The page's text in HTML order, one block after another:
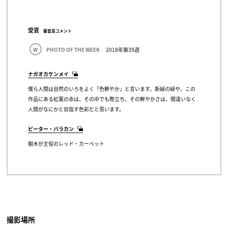
受賞 審査員コメント
W PHOTO OF THE WEEK 2018年第39週
ナガオカケンメイ
僕ら人間は自然のいろをよく「色鮮やか」と言います。新緑の緑や、この
作品にある紅葉の赤は、その中でも際立ち、その鮮やかさは、間違いなく
人間がなにかと目指す色彩だと思います。
ピーター・バラカン
樹木が主役のレッド・カーペット
撮影場所